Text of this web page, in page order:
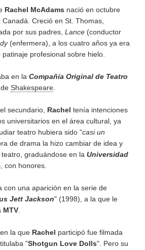
Rachel McAdams nació en octubre
Creció en St. Thomas,
por sus padres, Lance (conductor
(enfermera), a los cuatro años ya era
profesional sobre hielo.
en la Compañía Original de Teatro
Shakespeare
secundario, Rachel tenía intenciones
universitarios en el área cultural, ya
teatro hubiera sido "casi un
de drama la hizo cambiar de idea y
graduándose en la Universidad
con honores.
con una aparición en la serie de
Jett Jackson" (1998), a la que le
MTV
la que Rachel participó fue filmada
"Shotgun Love Dolls". Pero su